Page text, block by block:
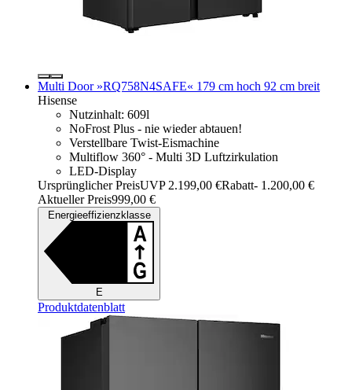
Multi Door »RQ758N4SAFE« 179 cm hoch 92 cm breit
Hisense
Nutzinhalt: 609l
NoFrost Plus - nie wieder abtauen!
Verstellbare Twist-Eismachine
Multiflow 360° - Multi 3D Luftzirkulation
LED-Display
Ursprünglicher PreisUVP 2.199,00 €Rabatt- 1.200,00 €
Aktueller Preis999,00 €
Energieeffizienzklasse
E
Produktdatenblatt